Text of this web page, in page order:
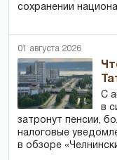
сохранении
01 августа 2026
С
в
затронут пенсии,
налоговые
в обзоре